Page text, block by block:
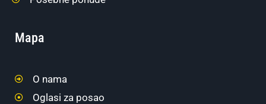
Mapa
O nama
Oglasi za posao